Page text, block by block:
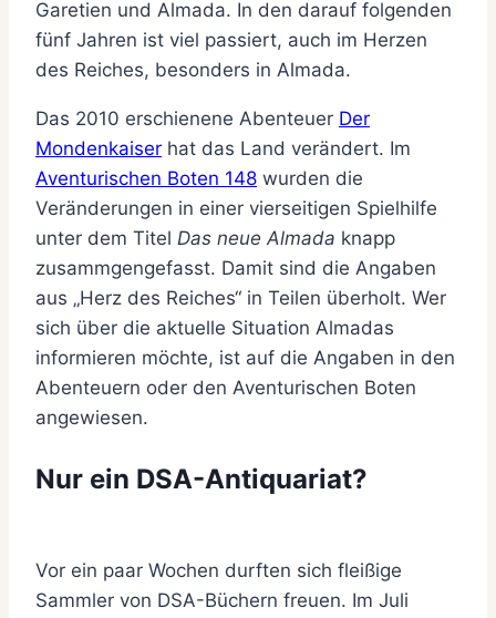
Garetien und Almada. In den darauf folgenden
fünf Jahren ist viel passiert, auch im Herzen
des Reiches, besonders in Almada.
Das 2010 erschienene Abenteuer Der
Mondenkaiser hat das Land verändert. Im
Aventurischen Boten 148 wurden die
Veränderungen in einer vierseitigen Spielhilfe
unter dem Titel Das neue Almada knapp
zusammgengefasst. Damit sind die Angaben
aus „Herz des Reiches“ in Teilen überholt. Wer
sich über die aktuelle Situation Almadas
informieren möchte, ist auf die Angaben in den
Abenteuern oder den Aventurischen Boten
angewiesen.
Nur ein DSA-Antiquariat?
Vor ein paar Wochen durften sich fleißige
Sammler von DSA-Büchern freuen. Im Juli